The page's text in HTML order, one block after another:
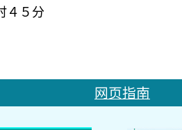
４５分
网页指南